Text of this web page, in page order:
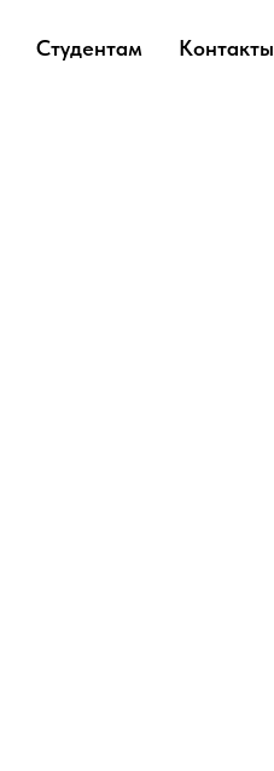
Студентам Контакты